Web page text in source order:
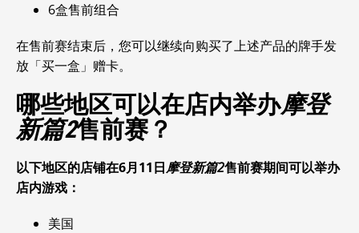
6盒售前组合
在售前赛结束后，您可以继续向购买了上述产品的牌手发
放「买一盒」赠卡。
哪些地区可以在店内举办摩登
新篇2售前赛？
以下地区的店铺在6月11日摩登新篇2售前赛期间可以举办
店内游戏：
美国